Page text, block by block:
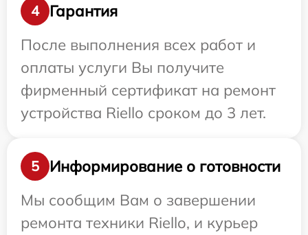
4
Гарантия
После выполнения всех работ и
оплаты услуги Вы получите
фирменный сертификат на ремонт
устройства Riello сроком до 3 лет.
5
Информирование о готовности
Мы сообщим Вам о завершении
ремонта техники Riello, и курьер